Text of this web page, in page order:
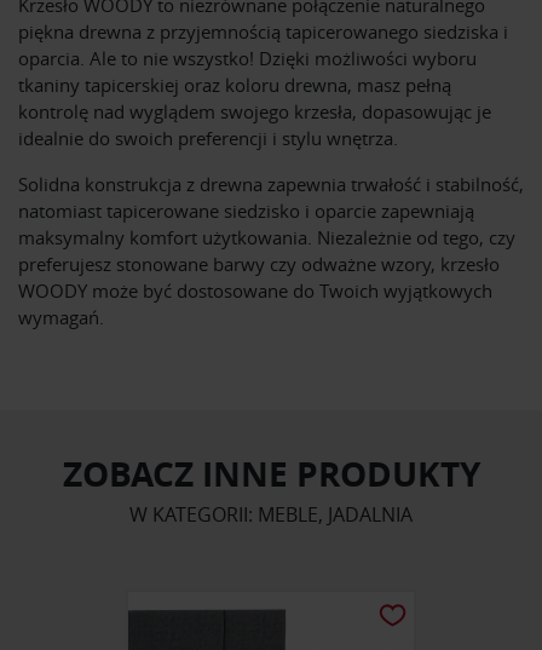
Krzesło WOODY to niezrównane połączenie naturalnego
piękna drewna z przyjemnością tapicerowanego siedziska i
oparcia. Ale to nie wszystko! Dzięki możliwości wyboru
tkaniny tapicerskiej oraz koloru drewna, masz pełną
kontrolę nad wyglądem swojego krzesła, dopasowując je
idealnie do swoich preferencji i stylu wnętrza.
Solidna konstrukcja z drewna zapewnia trwałość i stabilność,
natomiast tapicerowane siedzisko i oparcie zapewniają
maksymalny komfort użytkowania. Niezależnie od tego, czy
preferujesz stonowane barwy czy odważne wzory, krzesło
WOODY może być dostosowane do Twoich wyjątkowych
wymagań.
ZOBACZ INNE PRODUKTY
W KATEGORII: MEBLE, JADALNIA